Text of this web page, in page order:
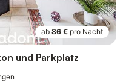
ab 86 € pro Nacht
und Parkplatz